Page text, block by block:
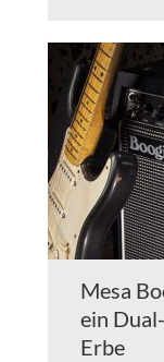
Mesa
ein
Erbe